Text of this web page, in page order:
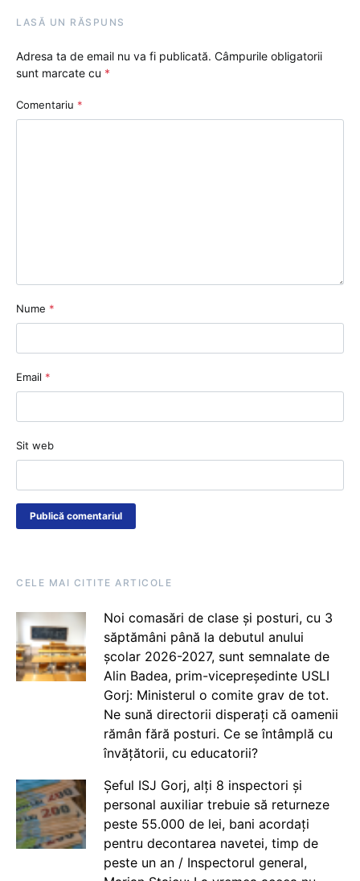
LASĂ UN RĂSPUNS
Adresa ta de email nu va fi publicată. Câmpurile obligatorii
sunt marcate cu *
Comentariu *
Nume *
Email *
Sit web
CELE MAI CITITE ARTICOLE
Noi comasări de clase și posturi, cu 3
săptămâni până la debutul anului
școlar 2026-2027, sunt semnalate de
Alin Badea, prim-vicepreședinte USLI
Gorj: Ministerul o comite grav de tot.
Ne sună directorii disperați că oamenii
rămân fără posturi. Ce se întâmplă cu
învățătorii, cu educatorii?
Șeful ISJ Gorj, alți 8 inspectori și
personal auxiliar trebuie să returneze
peste 55.000 de lei, bani acordați
pentru decontarea navetei, timp de
peste un an / Inspectorul general,